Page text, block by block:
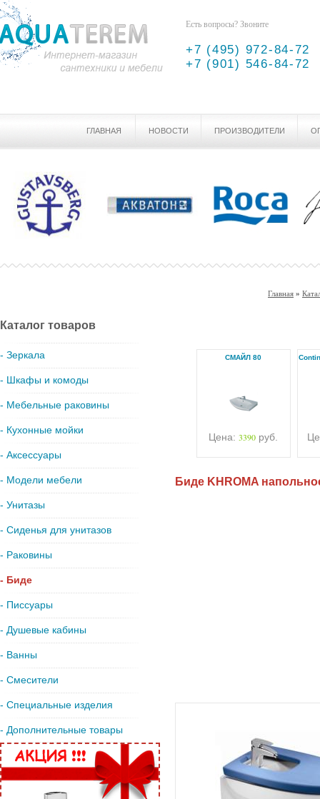
Есть вопросы? Звоните
+7 (495) 972-84-72
+7 (901) 546-84-72
ГЛАВНАЯ НОВОСТИ ПРОИЗВОДИТЕЛИ
Главная »
Каталог товаров
- Зеркала
- Шкафы и комоды
- Мебельные раковины
- Кухонные мойки
- Аксессуары
- Модели мебели
- Унитазы
- Сиденья для унитазов
- Раковины
- Биде
- Писсуары
- Душевые кабины
- Ванны
- Смесители
- Специальные изделия
- Дополнительные товары
СМАЙЛ 80
Цена: 3390 руб.
Биде KHROMA